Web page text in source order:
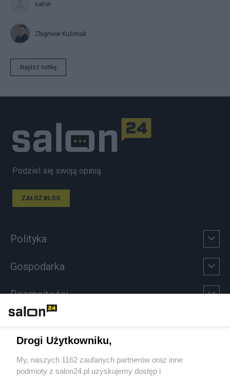
catrw
Zbigniew Kuźmiuk
Napisz notkę
Podziel się swoją opinią
ZAŁÓŻ BLOG
Polityka
Gospodarka
Rozmaitości
Sport
Drogi Użytkowniku,
My, naszych 1162 zaufanych partnerów oraz inne
podmioty z salon24.pl uzyskujemy dostęp i